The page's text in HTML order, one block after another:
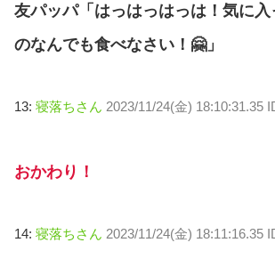
友パッパ「はっはっはっは！気に入
のなんでも食べなさい！🤗」
13: 寝落ちさん 2023/11/24(金) 18:10:31.35
おかわり！
14: 寝落ちさん 2023/11/24(金) 18:11:16.35